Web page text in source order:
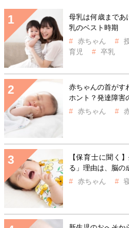
母乳は何歳まであ
乳のベスト時期
赤ちゃん
育児
卒乳
赤ちゃんの首がす
ホント？発達障害
赤ちゃん
【保育士に聞く
る」理由は、脳の
赤ちゃん